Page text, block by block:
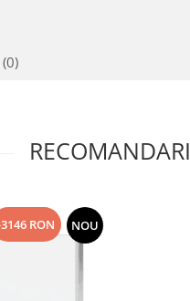
(0)
RECOMANDARI
RON NOU